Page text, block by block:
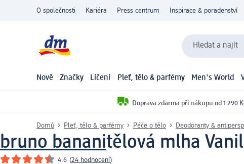
O společnosti Kariéra Press centrum Inspirace & poradenství
Hledat a najít
Nově Značky Líčení Pleť, tělo & parfémy Men's World
Doprava zdarma při nákupu od 1 290
Domů Pleť, tělo & parfémy Péče o tělo Deodoranty &
bruno bananitělová mlha
4.6 (24 hodnocení)